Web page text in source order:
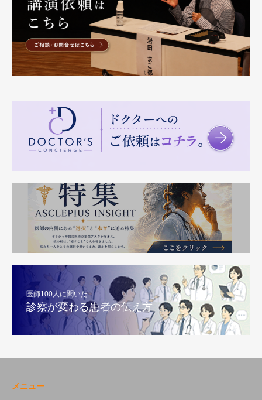
医師100人に聞いた
診察が変わる患者の伝え方
メニュー